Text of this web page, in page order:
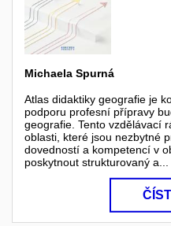
Michaela Spurná
Atlas didaktiky geografie je
podporu profesní přípravy
geografie. Tento vzdělávací
oblasti, které jsou nezbytné
dovedností a kompetencí v
poskytnout strukturovaný a...